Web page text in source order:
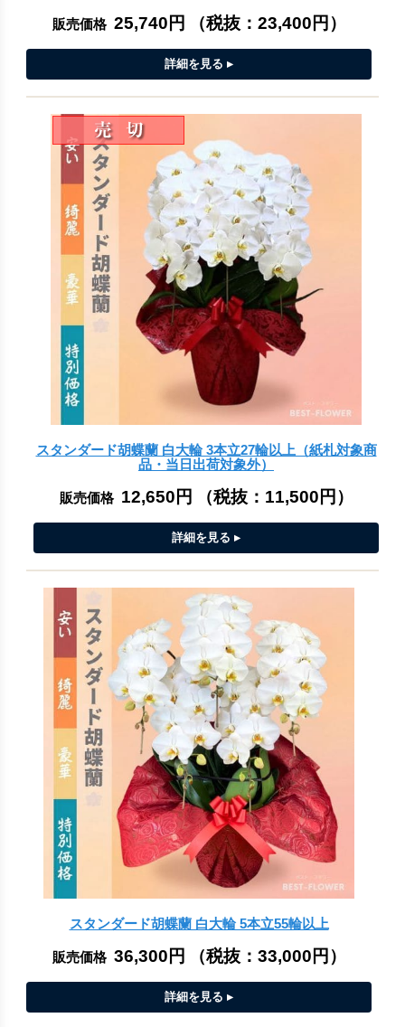
販売価格 25,740円 （税抜： 23,400円 ）
スタンダード胡蝶蘭 白大輪 3本立27輪以上（紙札対象商
品・当日出荷対象外）
販売価格 12,650円 （税抜： 11,500円 ）
スタンダード胡蝶蘭 白大輪 5本立55輪以上
販売価格 36,300円 （税抜： 33,000円 ）